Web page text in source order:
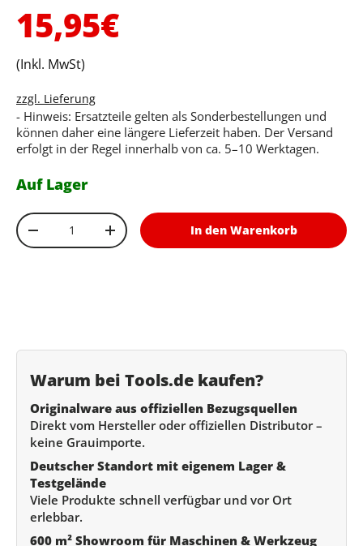
Normaler Preis
15,95€
(Inkl. MwSt)
zzgl. Lieferung
- Hinweis: Ersatzteile gelten als Sonderbestellungen und
können daher eine längere Lieferzeit haben. Der Versand
erfolgt in der Regel innerhalb von ca. 5–10 Werktagen.
Auf Lager
Anzahl
Menge verringernMenge erhöhenIn den Warenkorb
Warum bei Tools.de kaufen?
Originalware aus offiziellen Bezugsquellen
Direkt vom Hersteller oder offiziellen Distributor –
keine Grauimporte.
Deutscher Standort mit eigenem Lager &
Testgelände
Viele Produkte schnell verfügbar und vor Ort
erlebbar.
600 m² Showroom für Maschinen & Werkzeug